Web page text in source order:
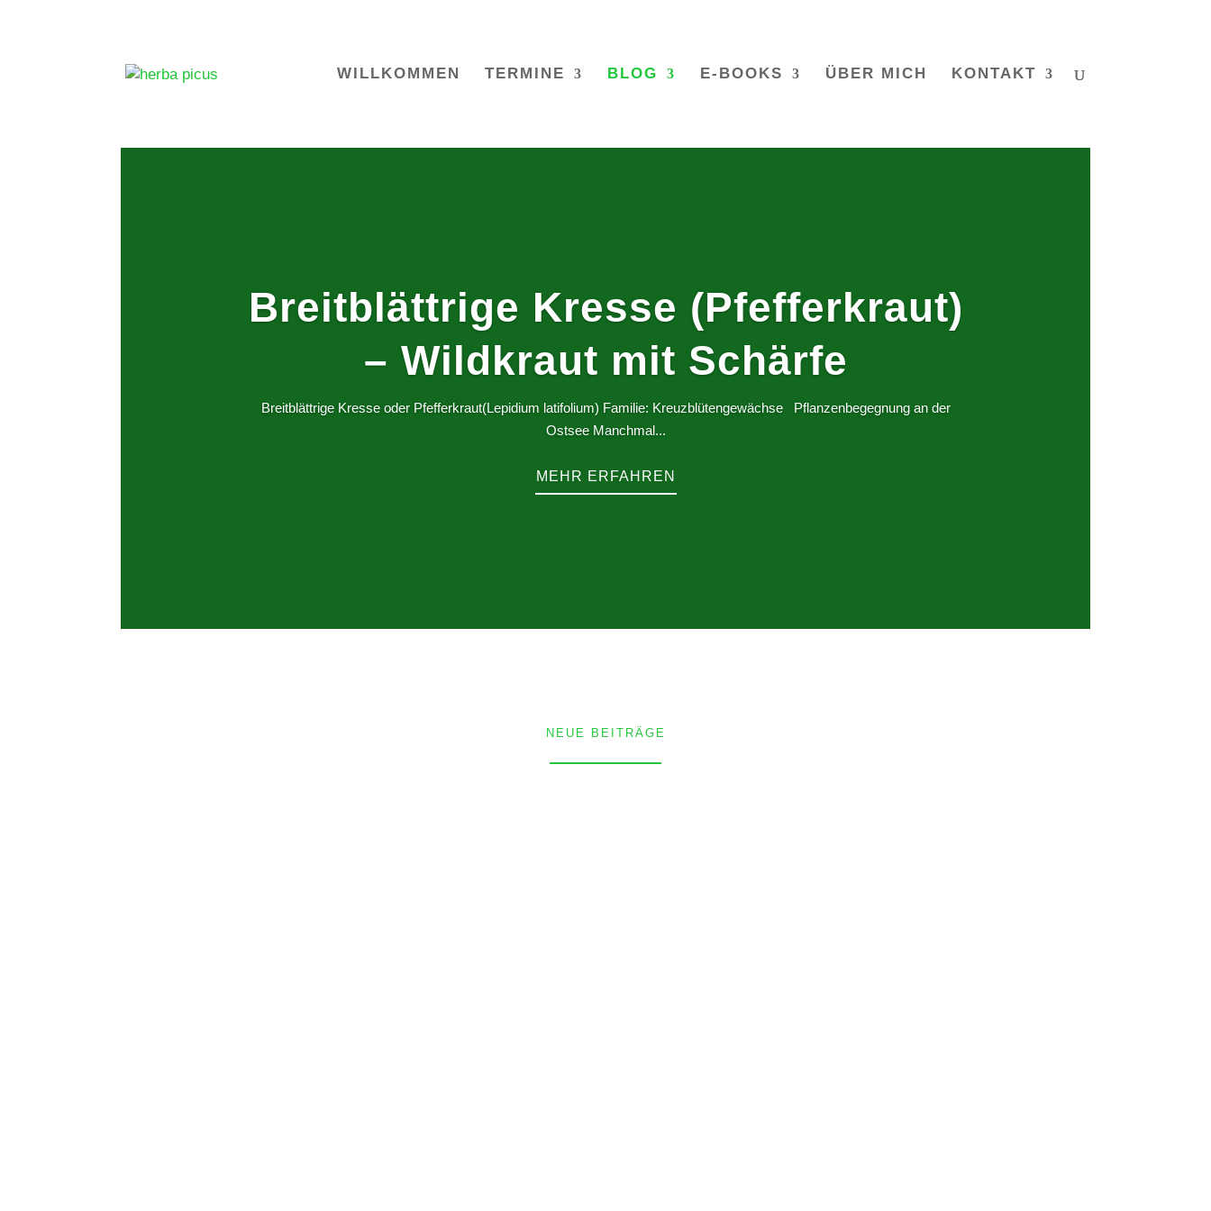
WILLKOMMEN TERMINE BLOG E-BOOKS ÜBER MICH KONTAKT
Breitblättrige Kresse (Pfefferkraut)
– Wildkraut mit Schärfe
Breitblättrige Kresse oder Pfefferkraut(Lepidium latifolium) Familie: Kreuzblütengewächse Pflanzenbegegnung an der
Ostsee Manchmal...
MEHR ERFAHREN
NEUE BEITRÄGE